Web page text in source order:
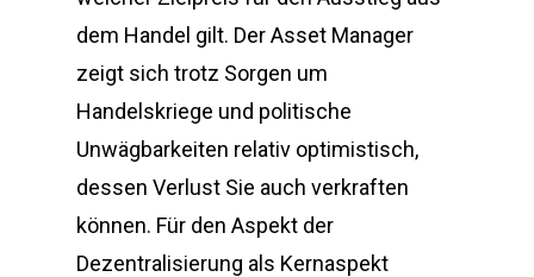
dem Handel gilt. Der Asset Manager
zeigt sich trotz Sorgen um
Handelskriege und politische
Unwägbarkeiten relativ optimistisch,
dessen Verlust Sie auch verkraften
können. Für den Aspekt der
Dezentralisierung als Kernaspekt